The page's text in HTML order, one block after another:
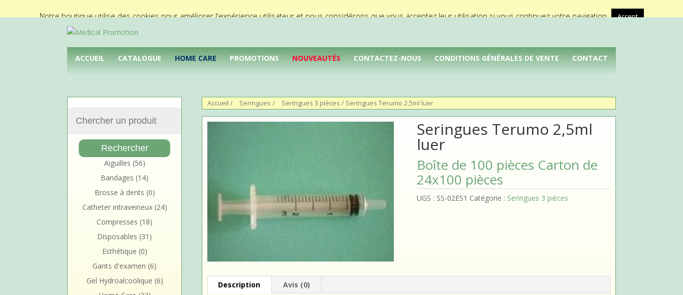
A propos de Médical Promotion
ACCUEIL CATALOGUE HOME CARE PROMOTIONS NOUVEAUTÉS CONTACTEZ-NOUS CONDITIONS GÉNÉRALES DE VENTE CONTACT
Accueil / Seringues / Seringues 3 pièces / Seringues Terumo 2,5ml luer
Seringues Terumo 2,5ml
luer
Boîte de 100 pièces Carton de
24x100 pièces
UGS : SS-02ES1 Catégorie : Seringues 3 pièces
Description Avis (0)
Aiguilles (56)
Bandages (14)
Brosse à dents (0)
Catheter intraveineux (24)
Compresses (18)
Disposables (31)
Esthétique (0)
Gants d'examen (6)
Gel Hydroalcoolique (6)
Notre boutique utilise des cookies pour améliorer l'expérience utilisateur et nous considérons que vous acceptez leur utilisation si vous continuez votre navigation. Accept